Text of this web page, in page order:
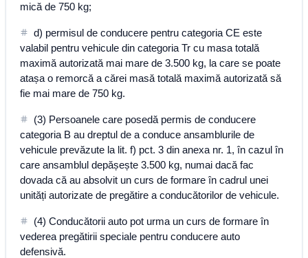
mică de 750 kg;
d) permisul de conducere pentru categoria CE este
valabil pentru vehicule din categoria Tr cu masa totală
maximă autorizată mai mare de 3.500 kg, la care se poate
atașa o remorcă a cărei masă totală maximă autorizată să
fie mai mare de 750 kg.
(3) Persoanele care posedă permis de conducere
categoria B au dreptul de a conduce ansamblurile de
vehicule prevăzute la lit. f) pct. 3 din anexa nr. 1, în cazul în
care ansamblul depășește 3.500 kg, numai dacă fac
dovada că au absolvit un curs de formare în cadrul unei
unități autorizate de pregătire a conducătorilor de vehicule.
(4) Conducătorii auto pot urma un curs de formare în
vederea pregătirii speciale pentru conducere auto
defensivă.